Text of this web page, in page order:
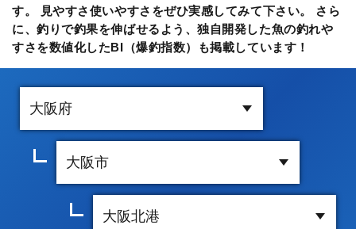
す。 見やすさ使いやすさをぜひ実感してみて下さい。 さら
に、釣りで釣果を伸ばせるよう、独自開発した魚の釣れや
すさを数値化したBI（爆釣指数）も掲載しています！